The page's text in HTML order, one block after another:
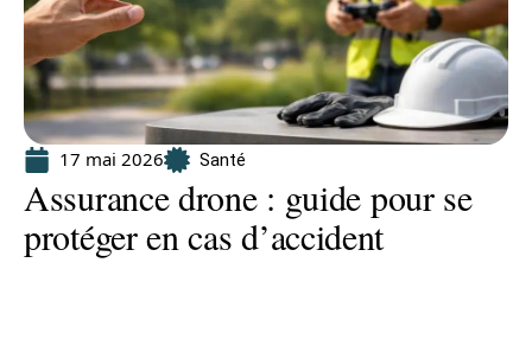
17 mai 2026 Santé
Assurance drone : guide pour se
protéger en cas d’accident